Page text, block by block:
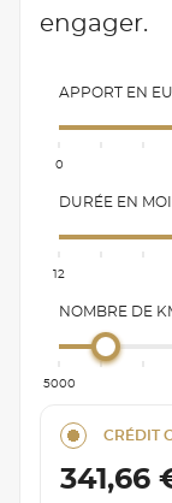
engager.
APPORT EN
0
DURÉE EN
12
NOMBRE DE
5000
CRÉDIT
341,66